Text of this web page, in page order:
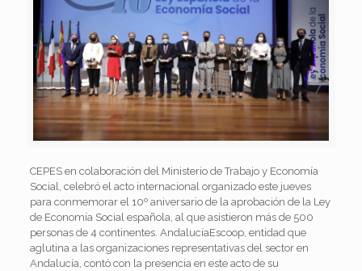
CEPES en colaboración del Ministerio de Trabajo y Economía
Social, celebró el acto internacional organizado este jueves
para conmemorar el 10º aniversario de la aprobación de la Ley
de Economía Social española, al que asistieron más de 500
personas de 4 continentes. AndalucíaEscoop, entidad que
aglutina a las organizaciones representativas del sector en
Andalucía, contó con la presencia en este acto de su